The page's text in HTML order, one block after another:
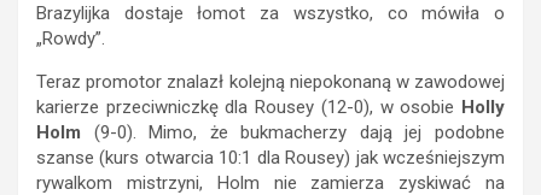
Brazylijka dostaje łomot za wszystko, co mówiła o
„Rowdy”.
Teraz promotor znalazł kolejną niepokonaną w zawodowej
karierze przeciwniczkę dla Rousey (12-0), w osobie Holly
Holm (9-0). Mimo, że bukmacherzy dają jej podobne
szanse (kurs otwarcia 10:1 dla Rousey) jak wcześniejszym
rywalkom mistrzyni, Holm nie zamierza zyskiwać na